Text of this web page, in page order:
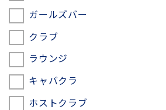
ガールズバー
クラブ
ラウンジ
キャバクラ
ホストクラブ